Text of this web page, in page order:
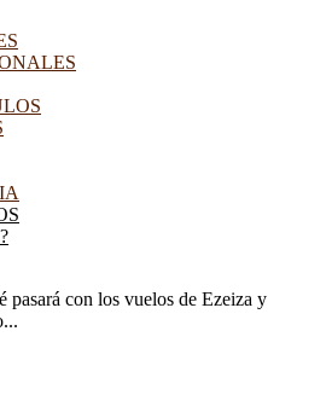
pasará con los vuelos de Ezeiza y